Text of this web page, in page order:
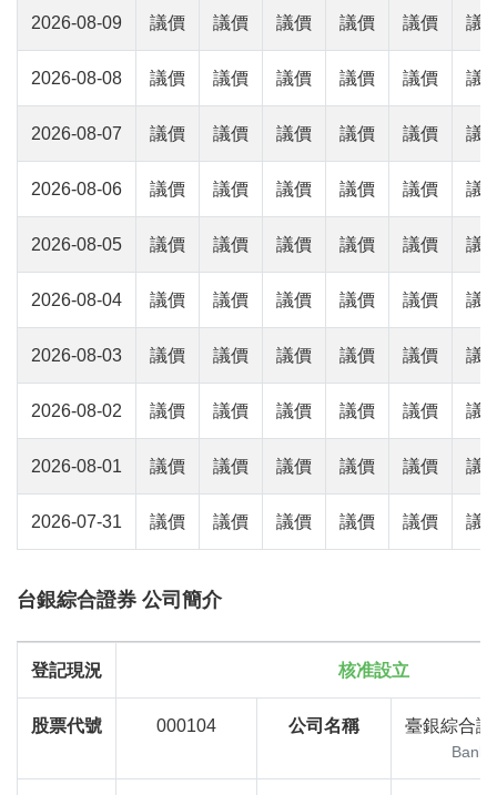
2026-08-09 議價 議價 議價 議價 議價 議
2026-08-08 議價 議價 議價 議價 議價 議
2026-08-07 議價 議價 議價 議價 議價 議
2026-08-06 議價 議價 議價 議價 議價 議
2026-08-05 議價 議價 議價 議價 議價 議
2026-08-04 議價 議價 議價 議價 議價 議
2026-08-03 議價 議價 議價 議價 議價 議
2026-08-02 議價 議價 議價 議價 議價 議
2026-08-01 議價 議價 議價 議價 議價 議
2026-07-31 議價 議價 議價 議價 議價 議
台銀綜合證券 公司簡介
登記現況 核准設立
股票代號 000104 公司名稱 臺銀綜合